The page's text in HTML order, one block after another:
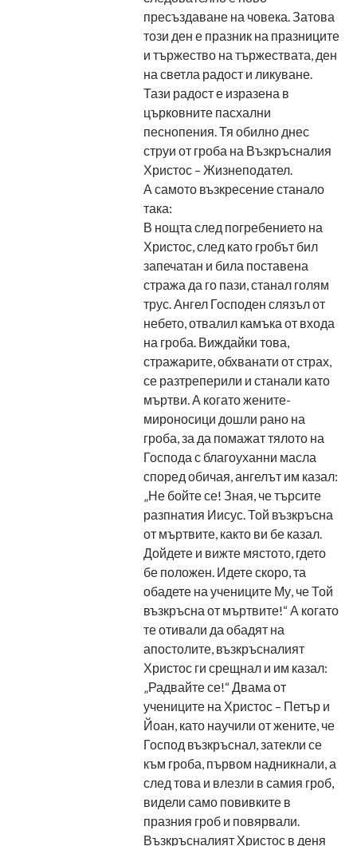
пресъздаване на човека. Затова
този ден е празник на празниците
и тържество на тържествата, ден
на светла радост и ликуване.
Тази радост е изразена в
църковните пасхални
песнопения. Тя обилно днес
струи от гроба на Възкръсналия
Христос – Жизнеподател.
А самото възкресение станало
така:
В нощта след погребението на
Христос, след като гробът бил
запечатан и била поставена
стража да го пази, станал голям
трус. Ангел Господен слязъл от
небето, отвалил камъка от входа
на гроба. Виждайки това,
стражарите, обхванати от страх,
се разтреперили и станали като
мъртви. А когато жените-
мироносици дошли рано на
гроба, за да помажат тялото на
Господа с благоуханни масла
според обичая, ангелът им казал:
„Не бойте се! Зная, че търсите
разпнатия Иисус. Той възкръсна
от мъртвите, както ви бе казал.
Дойдете и вижте мястото, гдето
бе положен. Идете скоро, та
обадете на учениците Му, че Той
възкръсна от мъртвите!“ А когато
те отивали да обадят на
апостолите, възкръсналият
Христос ги срещнал и им казал:
„Радвайте се!“ Двама от
учениците на Христос – Петър и
Йоан, като научили от жените, че
Господ възкръснал, затекли се
към гроба, първом надникнали, а
след това и влезли в самия гроб,
видели само повивките в
празния гроб и повярвали.
Възкръсналият Христос в деня